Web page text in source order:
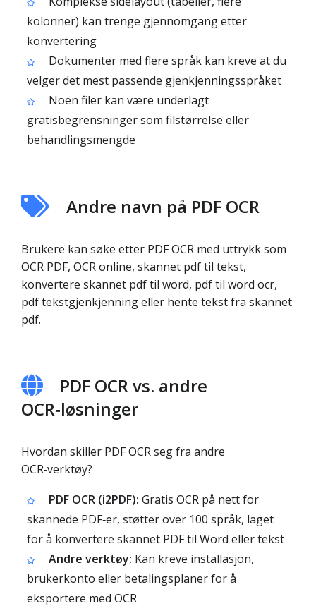
kolonner) kan trenge gjennomgang etter
konvertering
Dokumenter med flere språk kan kreve at du
velger det mest passende gjenkjenningsspråket
Noen filer kan være underlagt
gratisbegrensninger som filstørrelse eller
behandlingsmengde
Andre navn på PDF OCR
Brukere kan søke etter PDF OCR med uttrykk som
OCR PDF, OCR online, skannet pdf til tekst,
konvertere skannet pdf til word, pdf til word ocr,
pdf tekstgjenkjenning eller hente tekst fra skannet
pdf.
PDF OCR vs. andre
OCR‑løsninger
Hvordan skiller PDF OCR seg fra andre
OCR‑verktøy?
PDF OCR (i2PDF): Gratis OCR på nett for
skannede PDF‑er, støtter over 100 språk, laget
for å konvertere skannet PDF til Word eller tekst
Andre verktøy: Kan kreve installasjon,
bruker­konto eller betalingsplaner for å
eksportere med OCR